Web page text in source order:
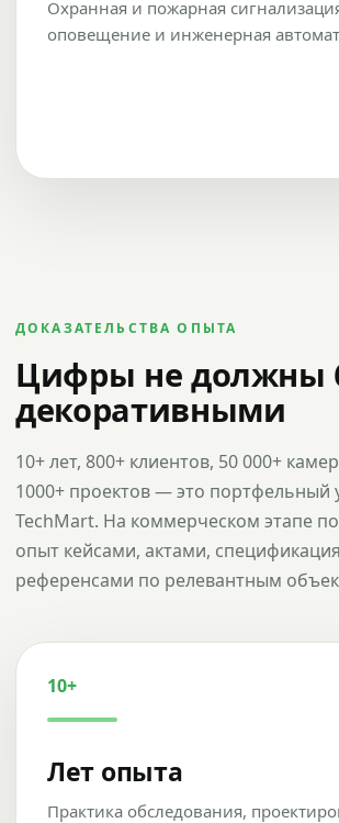
Охранная и пожарная
оповещение и инженерная
ДОКАЗАТЕЛЬСТВА ОПЫТА
Цифры не должны
декоративными
10+ лет, 800+ клиентов, 50 000+
1000+ проектов — это портфельный
TechMart. На коммерческом этапе
опыт кейсами, актами,
референсами по релевантным
10+
Лет опыта
Практика обследования,